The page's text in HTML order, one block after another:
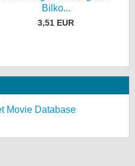
Bilko...
3,51 EUR
Movie Database